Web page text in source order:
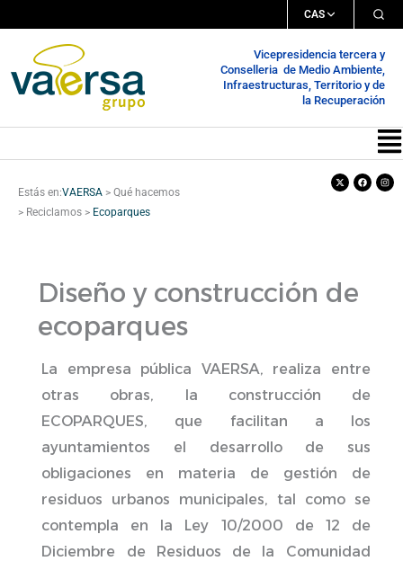
contenido
CAS
Vicepresidencia tercera y
Conselleria de Medio Ambiente,
Infraestructuras, Territorio y de
la Recuperación
Estás en:VAERSA > Qué hacemos
> Reciclamos > Ecoparques
X-
twitter
Facebook
Diseño y construcción de
ecoparques
La empresa pública VAERSA, realiza entre
otras obras, la construcción de
ECOPARQUES, que facilitan a los
ayuntamientos el desarrollo de sus
obligaciones en materia de gestión de
residuos urbanos municipales, tal como se
contempla en la Ley 10/2000 de 12 de
Diciembre de Residuos de la Comunidad